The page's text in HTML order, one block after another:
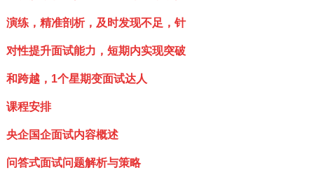
演练，精准剖析，及时发现不足，针
对性提升面试能力，短期内实现突破
和跨越，1个星期变面试达人
课程安排
央企国企面试内容概述
问答式面试问题解析与策略